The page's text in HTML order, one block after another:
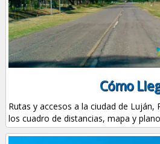
Cómo
Rutas y accesos a la ciudad de Luján,
los cuadro de distancias, mapa y